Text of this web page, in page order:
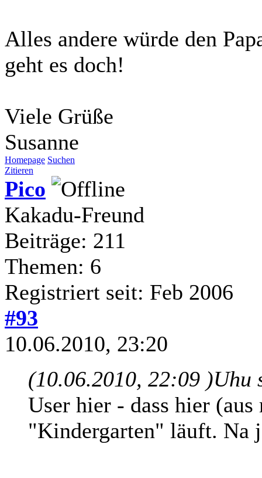
Alles andere würde den
geht es doch!
Viele Grüße
Susanne
Homepage Suchen
Zitieren
Pico
Kakadu-Freund
Beiträge: 211
Themen: 6
Registriert seit: Feb 2006
#93
10.06.2010, 23:20
(10.06.2010, 22:09 )Uhu
User hier - dass hier
"Kindergarten" läuft. Na